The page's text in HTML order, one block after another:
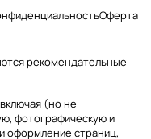
Оферта
рекомендательные
(но не
фотографическую и
оформление страниц,